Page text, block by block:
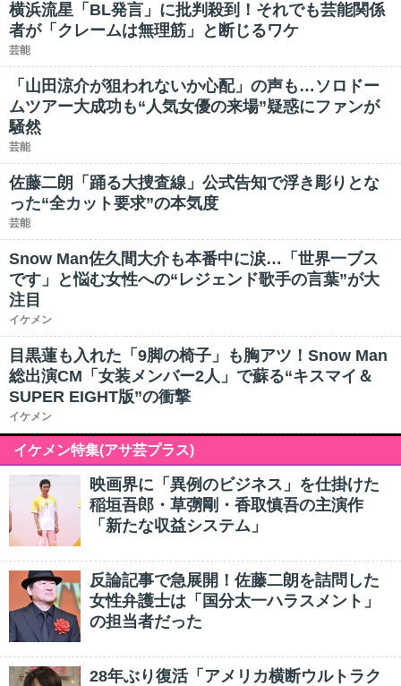
横浜流星「BL発言」に批判殺到！それでも芸能関係
者が「クレームは無理筋」と断じるワケ
芸能
「山田涼介が狙われないか心配」の声も…ソロドー
ムツアー大成功も“人気女優の来場”疑惑にファンが
騒然
芸能
佐藤二朗「踊る大捜査線」公式告知で浮き彫りとな
った“全カット要求”の本気度
芸能
Snow Man佐久間大介も本番中に涙…「世界一ブス
です」と悩む女性への“レジェンド歌手の言葉”が大
注目
イケメン
目黒蓮も入れた「9脚の椅子」も胸アツ！Snow Man
総出演CM「女装メンバー2人」で蘇る“キスマイ＆
SUPER EIGHT版”の衝撃
イケメン
イケメン特集(アサ芸プラス)
映画界に「異例のビジネス」を仕掛けた
稲垣吾郎・草彅剛・香取慎吾の主演作
「新たな収益システム」
反論記事で急展開！佐藤二朗を詰問した
女性弁護士は「国分太一ハラスメント」
の担当者だった
28年ぶり復活「アメリカ横断ウルトラク